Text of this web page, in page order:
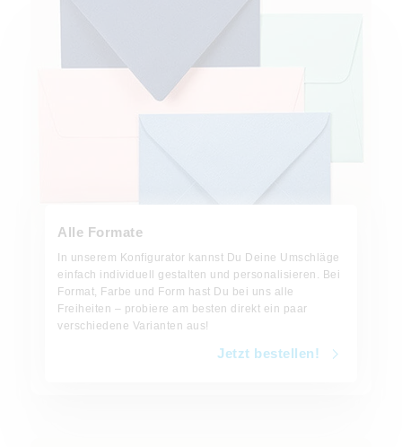
Alle Formate
In unserem Konfigurator kannst Du Deine Umschläge
einfach individuell gestalten und personalisieren. Bei
Format, Farbe und Form hast Du bei uns alle
Freiheiten – probiere am besten direkt ein paar
verschiedene Varianten aus!
Jetzt bestellen!